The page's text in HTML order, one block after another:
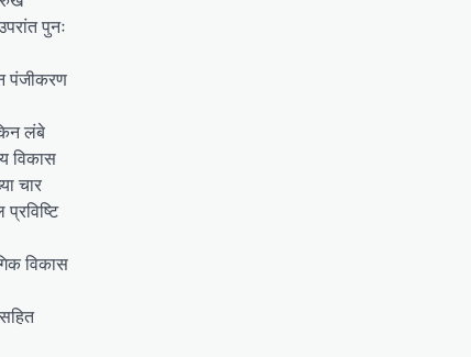
पुनः
पंजीकरण
लंबे
विकास
चार
विकास